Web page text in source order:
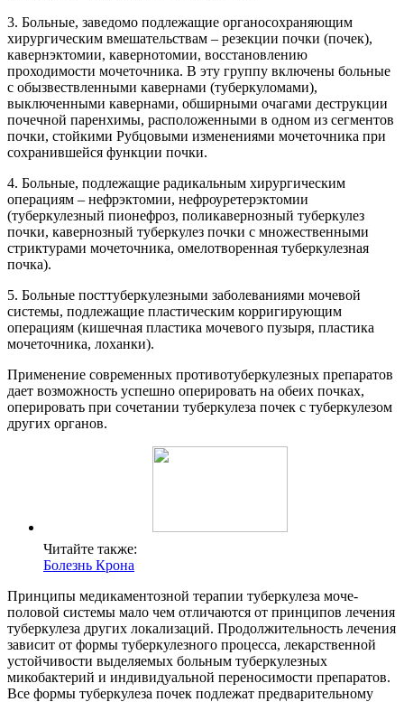
3. Больные, заведомо подлежащие органосохраняющим
хирургическим вмешательствам – резекции почки (почек),
кавернэктомии, кавернотомии, восстановлению
проходимости мочеточника. В эту группу включены больные
с обызвествленными кавернами (туберкуломами),
выключенными кавернами, обширными очагами деструкции
почечной паренхимы, расположенными в одном из сегментов
почки, стойкими Рубцовыми изменениями мочеточника при
сохранившейся функции почки.
4. Больные, подлежащие радикальным хирургическим
операциям – нефрэктомии, нефроуретерэктомии
(туберкулезный пионефроз, поликавернозный туберкулез
почки, кавернозный туберкулез почки с множественными
стриктурами мочеточника, омелотворенная туберкулезная
почка).
5. Больные посттуберкулезными заболеваниями мочевой
системы, подлежащие пластическим корригирующим
операциям (кишечная пластика мочевого пузыря, пластика
мочеточника, лоханки).
Применение современных противотуберкулезных препаратов
дает возможность успешно оперировать на обеих почках,
оперировать при сочетании туберкулеза почек с туберкулезом
других органов.
Читайте также:
Болезнь Крона
Принципы медикаментозной терапии туберкулеза моче-
половой системы мало чем отличаются от принципов лечения
туберкулеза других локализаций. Продолжительность лечения
зависит от формы туберкулезного процесса, лекарственной
устойчивости выделяемых больным туберкулезных
микобактерий и индивидуальной переносимости препаратов.
Все формы туберкулеза почек подлежат предварительному